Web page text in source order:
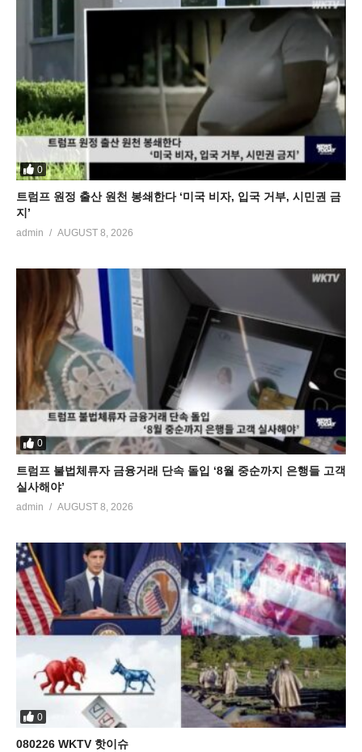
0
트럼프 원정 출산 원천 봉쇄한다 ‘미국 비자, 입국 거부, 시민권 금
지’
admin AUGUST 8, 2026
0
트럼프 불법체류자 금융거래 단속 돌입 ‘8월 중순까지 은행들 고객
실사해야’
admin AUGUST 8, 2026
0
080226 WKTV 핫이슈